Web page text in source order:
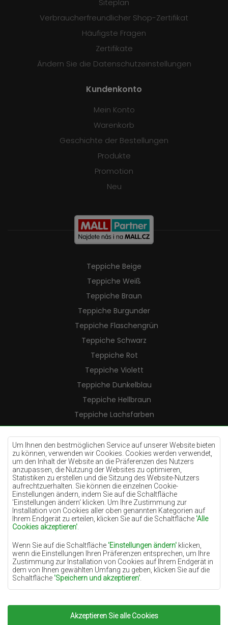
Um Ihnen den bestmöglichen Service auf unserer Website bieten
zu können, verwenden wir Cookies. Cookies werden verwendet,
um den Inhalt der Website an die Präferenzen des Nutzers
anzupassen, die Nutzung der Websites zu optimieren,
Statistiken zu erstellen und die Sitzung des Website-Nutzers
aufrechtzuerhalten. Sie können die einzelnen Cookie-
Einstellungen ändern, indem Sie auf die Schaltfläche
'Einstellungen ändern‘ klicken. Um Ihre Zustimmung zur
Installation von Cookies aller oben genannten Kategorien auf
Ihrem Endgerät zu erteilen, klicken Sie auf die Schaltfläche 'Alle
Cookies akzeptieren'
Wenn Sie auf die Schaltfläche 'Einstellungen ändern' klicken,
wenn die Einstellungen Ihren Präferenzen entsprechen, um Ihre
Zustimmung zur Installation von Cookies auf Ihrem Endgerät in
dem von Ihnen gewählten Umfang zu geben, klicken Sie auf die
Schaltfläche 'Speichern und akzeptieren'
Grundlage für die Verarbeitung das berechtigte Interesse des
Datenverwalters (TEPPICHECHEMEX) oder Dritter in Form der
Bereitstellung qualitativ hochwertiger Dienste auf unserer
Akzeptieren Sie alle Cookies
Siteplan
Verbraucherfreundlicher Shop-Zertifikat
Häufigste Fragen
Zertifikate
Ändern Sie die Datenschutzeinstellungen
Kundenkonto
Mein Konto
Warenkorb
Geschichte der Bestellungen
Produkte
Promotion
Neu
Teppiche Beige
Teppiche Weiß
Teppiche Braun
Teppiche Burgunder
Teppiche Flaschengrün
Teppiche Schwarz
Teppiche Rot
Teppiche Violett
Teppiche Dunkelblau
Teppiche Hellbraun
Teppiche Lachsfarben
Teppiche Cremefarben
Teppiche Lilac
Teppiche Gelb
Teppiche Pfefferminz
Teppiche Blau
Teppiche Orange
Teppiche Rosa
Teppiche Terrakotte
Teppiche Grün
Teppiche Golden
Copyright 2022Teppiche Chemex.Alle Rechte